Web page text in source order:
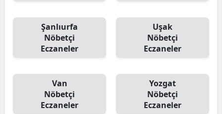
Şanlıurfa
Nöbetçi
Eczaneler
Uşak
Nöbetçi
Eczaneler
Van
Nöbetçi
Eczaneler
Yozgat
Nöbetçi
Eczaneler